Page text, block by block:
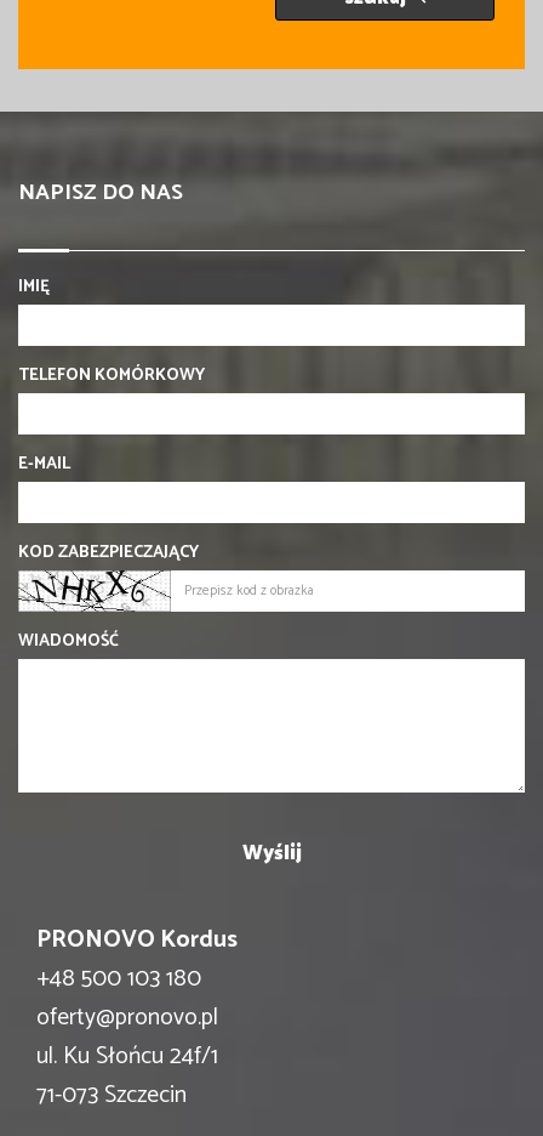
NAPISZ DO NAS
IMIĘ
TELEFON KOMÓRKOWY
E-MAIL
KOD ZABEZPIECZAJĄCY
WIADOMOŚĆ
PRONOVO Kordus
+48 500 103 180
oferty@pronovo.pl
ul. Ku Słońcu 24f/1
71-073 Szczecin